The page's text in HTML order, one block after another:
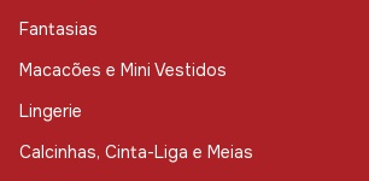
Fantasias
Macacões e Mini Vestidos
Lingerie
Calcinhas, Cinta-Liga e Meias